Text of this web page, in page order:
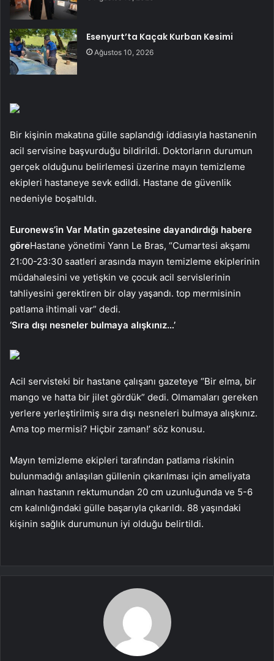
Esenyurt’ta Kaçak Kurban Kesimi
Ağustos 10, 2026
Bir kişinin makatına gülle saplandığı iddiasıyla hastanenin
acil servisine başvurduğu bildirildi. Doktorların durumun
gerçek olduğunu belirlemesi üzerine mayın temizleme
ekipleri hastaneye sevk edildi. Hastane de güvenlik
nedeniyle boşaltıldı.
Euronews’in Var Matin gazetesine dayandırdığı habere
göreHastane yönetimi Yann Le Bras, “Cumartesi akşamı
21:00-23:30 saatleri arasında mayın temizleme ekiplerinin
müdahalesini ve yetişkin ve çocuk acil servislerinin
tahliyesini gerektiren bir olay yaşandı. top mermisinin
patlama ihtimali var” dedi.
‘Sıra dışı nesneler bulmaya alışkınız…’
Acil servisteki bir hastane çalışanı gazeteye “Bir elma, bir
mango ve hatta bir jilet gördük” dedi. Olmamaları gereken
yerlere yerleştirilmiş sıra dışı nesneleri bulmaya alışkınız.
Ama top mermisi? Hiçbir zaman!’ söz konusu.
Mayın temizleme ekipleri tarafından patlama riskinin
bulunmadığı anlaşılan güllenin çıkarılması için ameliyata
alınan hastanın rektumundan 20 cm uzunluğunda ve 5-6
cm kalınlığındaki gülle başarıyla çıkarıldı. 88 yaşındaki
kişinin sağlık durumunun iyi olduğu belirtildi.